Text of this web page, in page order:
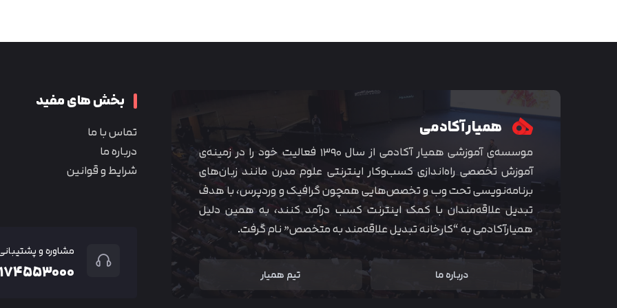
همیار آکادمی
موسسه‌ی آموزشی همیار آکادمی از سال ۱۳۹۰ فعالیت خود را در زمینه‌ی
آموزش تخصصی راه‌اندازی کسب‌و‌کار اینترنتی علوم مدرن مانند زبان‌های
برنامه‌نویسی تحت وب و تخصص‌هایی همچون گرافیک و وردپرس، با هدف
تبدیل علاقه‌مندان با کمک اینترنت کسب درآمد کنند، به همین دلیل
همیارآکادمی به “کارخانه تبدیل علاقه‌مند به متخصص” نام گرفت.
درباره ما تیم همیار
بخش های مفید
تماس با ما
درباره ما
شرایط و قوانین
مشاوره و
متوجه شدم